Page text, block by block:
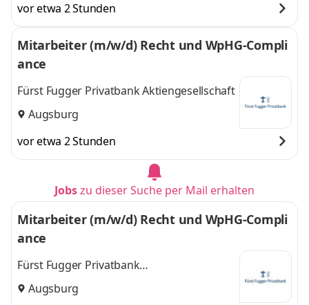
Rosenheim,
Passau,
vor etwa 2 Stunden
Mitarbeiter (m/w/d) Recht und WpHG-Compli
ance
Fürst Fugger Privatbank Aktiengesellschaft
Augsburg
vor etwa 2 Stunden
Jobszu dieser Suche per Mail erhalten
Mitarbeiter (m/w/d) Recht und WpHG-Compli
ance
Fürst Fugger Privatbank
Kommanditgesellschaft
Augsburg